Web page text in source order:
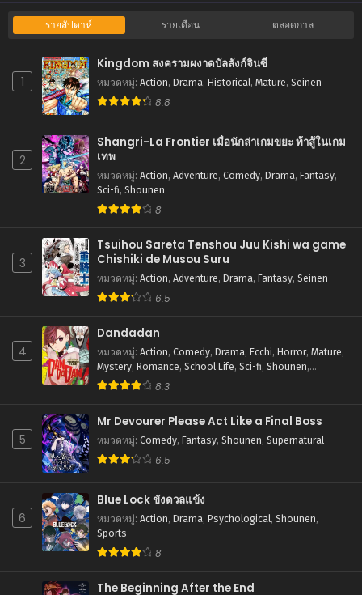
รายสัปดาห์ รายเดือน ตลอดกาล
1
Kingdom สงครามผงาดบัลลังก์จิ๋นซี
หมวดหมู่: Action, Drama, Historical, Mature, Seinen
8.8
2
Shangri-La Frontier เมื่อนักล่าเกมขยะ ท้าสู้ในเกม
เทพ
หมวดหมู่: Action, Adventure, Comedy, Drama, Fantasy,
Sci-fi, Shounen
8
3
Tsuihou Sareta Tenshou Juu Kishi wa game
Chishiki de Musou Suru
หมวดหมู่: Action, Adventure, Drama, Fantasy, Seinen
6.5
4
Dandadan
หมวดหมู่: Action, Comedy, Drama, Ecchi, Horror, Mature,
Mystery, Romance, School Life, Sci-fi, Shounen,
Supernatural 8.3
5
Mr Devourer Please Act Like a Final Boss
หมวดหมู่: Comedy, Fantasy, Shounen, Supernatural
6.5
6
Blue Lock ขังดวลแข้ง
หมวดหมู่: Action, Drama, Psychological, Shounen,
Sports
8
The Beginning After the End